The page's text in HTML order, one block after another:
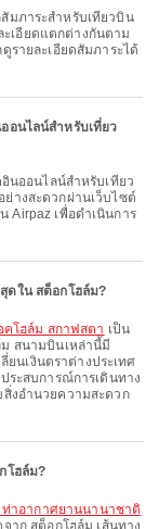
ะเอียดแตกต่างกันตาม
รายละเอียดสัมภาระได้
อนไลน์สำหรับเที่ยว
างสะดวกผ่านเว็บไซต์
Airpaz เพื่อดำเนินการ
ดใน สต็อกโฮล์ม?
โฮล์ม สกาฟสตา เป็น
สนามบินเหล่านี้มี
ยนเงินตราต่างประเทศ
ระสบการณ์การเดินทาง
งอำนวยความสะดวก
โฮล์ม?
าก สต็อกโฮล์ม เส้นทาง